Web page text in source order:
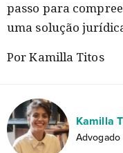
passo para
uma solução
Por Kamilla Titos
Kamilla
Advogado